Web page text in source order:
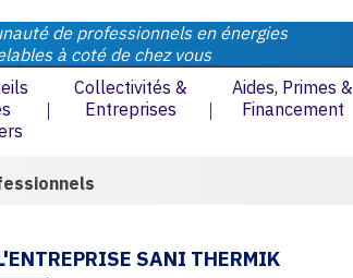
de professionnels en énergies
à coté de chez vous
Collectivités &
Entreprises
Aides, Primes &
Financement
SANI THERMIK